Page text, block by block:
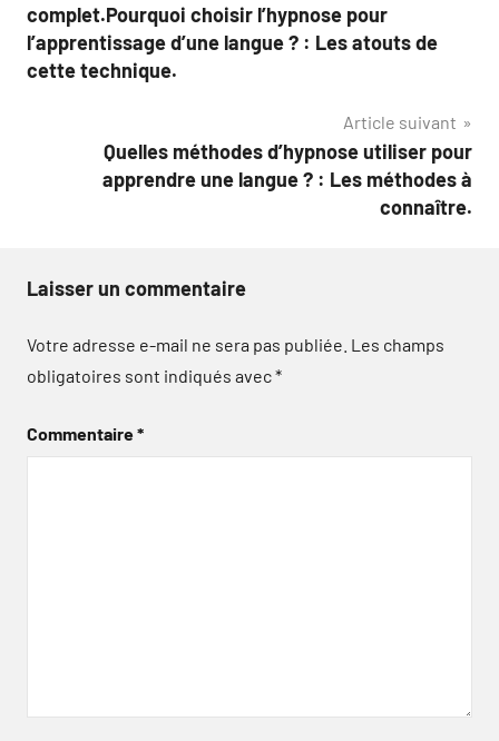
l’article
complet.Pourquoi choisir l’hypnose pour
l’apprentissage d’une langue ? : Les atouts de
cette technique.
Article suivant
Quelles méthodes d’hypnose utiliser pour
apprendre une langue ? : Les méthodes à
connaître.
Laisser un commentaire
Votre adresse e-mail ne sera pas publiée. Les champs
obligatoires sont indiqués avec*
Commentaire*